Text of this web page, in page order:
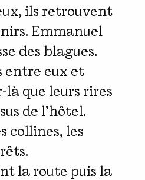
ils retrouvent
Emmanuel
des blagues.
entre eux et
là que leurs rires
de l’hôtel.
collines, les
la route puis la